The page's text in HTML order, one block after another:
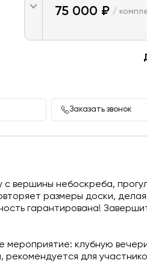
75 000 ₽ /
Заказать звонок
небоскреба,
размеры доски,
гарантирована!
клубную
рекомендуется для